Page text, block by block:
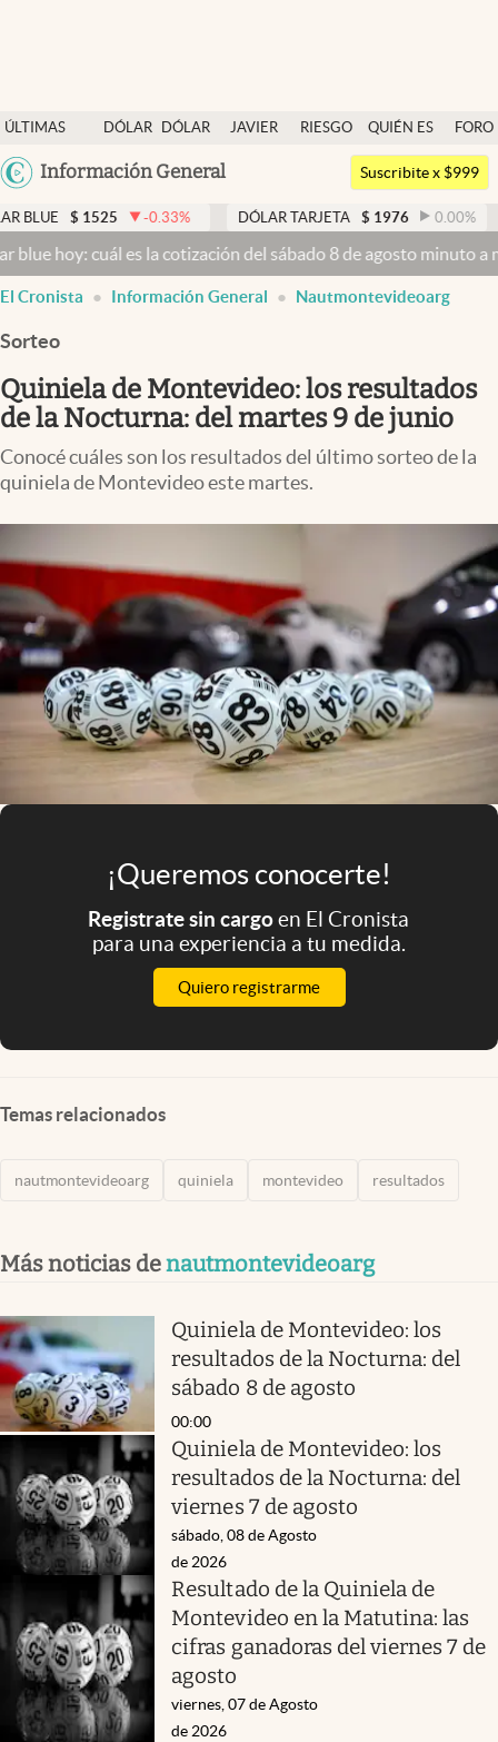
ÚLTIMAS
NOTICIAS
DÓLAR
DÓLAR
JAVIER
RIESGO
QUIÉN ES
QUIÉN
FORO
Argentina
México
Colombia
Información General
Dólar
Members
Economía y Política
Finanzas y Mercados
Mercados Online
Negocios
Columnistas
Otras secciones
Apertura
Clima
Mundial 2026
Eventos Corporativos
El Cronista Studio
abre en nueva pestaña
Suscribite x $999
-0.33% DÓLAR TARJETA $ 1976 0.00 % DÓLAR
es la cotización del sábado 8 de agosto minuto a minutoDólar
El Cronista Información General Nautmontevideoarg
Sorteo
Quiniela de Montevideo: los resultados
de la Nocturna: del martes 9 de junio
Conocé cuáles son los resultados del último sorteo de la
quiniela de Montevideo este martes.
¡Queremos conocerte!
Registrate sin cargoen El Cronista
para una experiencia a tu medida.
Quiero registrarme
Temas relacionados
nautmontevideoarg quiniela montevideo resultados
Más noticias denautmontevideoarg
Quiniela de Montevideo: los
resultados de la Nocturna: del
sábado 8 de agosto
00:00
Quiniela de Montevideo: los
resultados de la Nocturna: del
viernes 7 de agosto
sábado, 08 de Agosto
de 2026
Resultado de la Quiniela de
Montevideo en la Matutina: las
cifras ganadoras del viernes 7 de
agosto
viernes, 07 de Agosto
de 2026